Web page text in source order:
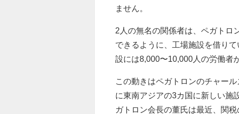
ません。
2人の無名の関係者は、ペガトロ
できるように、工場施設を借り
設には8,000〜10,000人の労働者
この動きはペガトロンのチャー
に東南アジアの3カ国に新しい施
ガトロン会長の董氏は最近、関